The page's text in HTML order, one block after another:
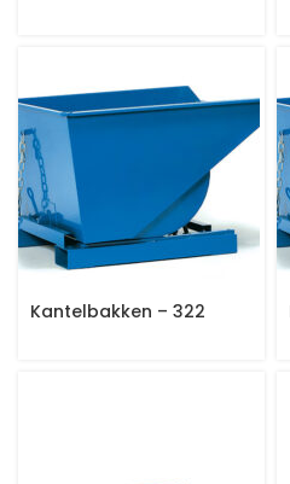
Kantelbakken – 322